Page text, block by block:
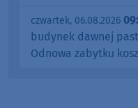
czwartek, 06.08.2026
budynek dawnej
Odnowa zabytku